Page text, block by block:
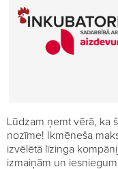
Lūdzam ņemt vērā, ka
nozīme! Ikmēneša
izvēlētā līzinga
izmaiņām un